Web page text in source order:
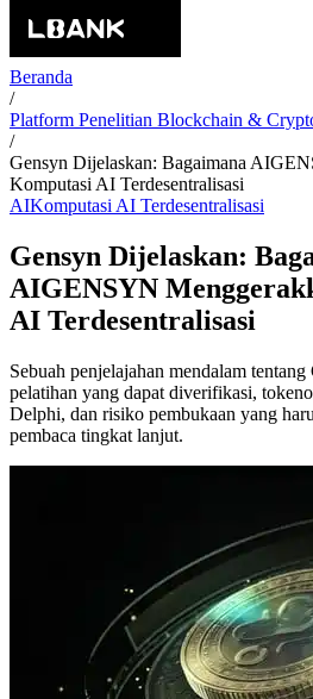
Beranda
/
Platform Penelitian Blockchain &
/
Gensyn Dijelaskan: Bagaimana
Komputasi AI Terdesentralisasi
AIKomputasi AI Terdesentralisasi
Gensyn Dijelaskan:
AIGENSYN
AI Terdesentralisasi
Sebuah penjelajahan mendalam
pelatihan yang dapat diverifikasi,
Delphi, dan risiko pembukaan yang
pembaca tingkat lanjut.